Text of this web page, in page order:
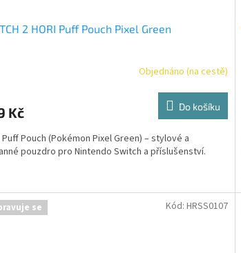
2 HORI Puff Pouch Pixel Green
Objednáno (na cestě)
Kč Do košíku
Puff Pouch (Pokémon Pixel Green) – stylové a
pouzdro pro Nintendo Switch a příslušenství.
se Kód: HRSS0107